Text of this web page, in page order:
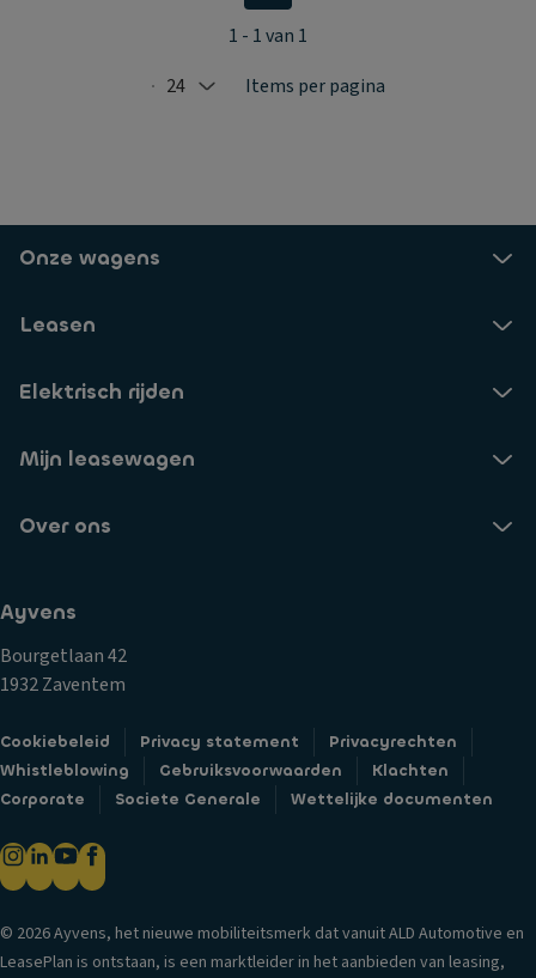
Selected: 24
24 Items per pagina
1 - 1 van 1
Onze wagens
Leasen
Elektrisch rijden
Mijn leasewagen
Over ons
Ayvens
Bourgetlaan 42
1932 Zaventem
Cookiebeleid Privacy statement
Privacyrechten
Whistleblowing
Gebruiksvoorwaarden
Klachten
Corporate
Societe Generale Wettelijke documenten
© 2026 Ayvens, het nieuwe mobiliteitsmerk dat vanuit ALD Automotive en
LeasePlan is ontstaan, is een marktleider in het aanbieden van leasing,